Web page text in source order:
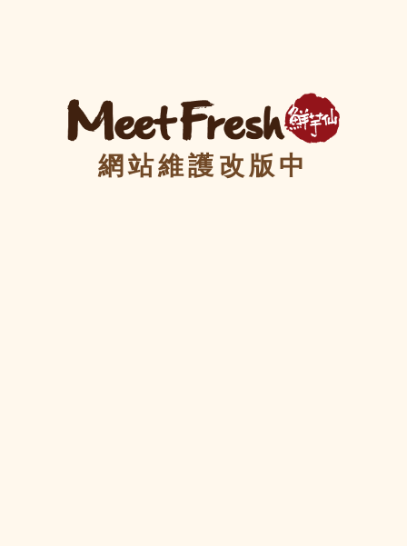
網站維護改版中